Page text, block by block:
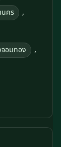
นคร ,
อมทอง ,